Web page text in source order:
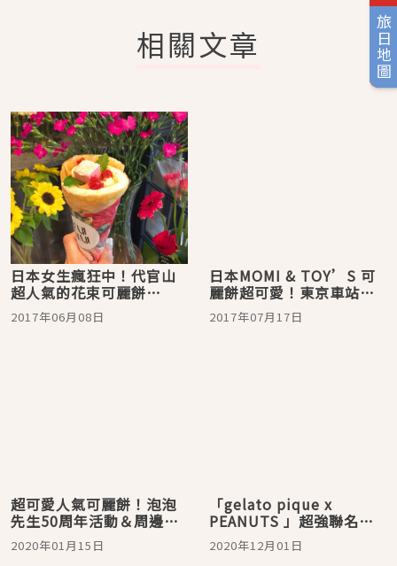
旅日地圖
相關文章
日本女生瘋狂中！代官山
超人氣的花束可麗餅
「TAJIMAJI」超可愛！
2017年06月08日
日本MOMI & TOY’S 可
麗餅超可愛！東京車站一
番街就吃的到。
2017年07月17日
超可愛人氣可麗餅！泡泡
先生50周年活動＆周邊小
物
2020年01月15日
「gelato pique x
PEANUTS 」超強聯名首
次登台 與史努比一起度過
溫暖的家居時光
2020年12月01日